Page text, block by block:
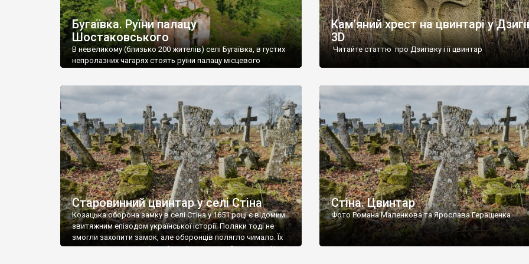
Бугаївка. Руїни палацу
Шостаковського
В невеликому (близько 200 жителів) селі Бугаївка, в густих
непролазних чагарях стоять руїни палацу місцевого
потім клуб, ще пізніше – гуртожиток. У 60-х роках минулого
століття тут розмістили туберкульозну лікарню. Коли із
палацу виїхала лікарня – ми точно не […]
Кам’яний хрест на цвинтарі у
3D
Читайте статтю про Дзигівку і її цвинтар
Старовинний цвинтар у селі Стіна
Козацька оборона замку в селі Стіна у 1651 році є відомим
звитяжним епізодом української історії. Поляки тоді не
змогли захопити замок, але оборонців полягло чимало. Їх
поховали на цвинтарі, який тоді називався Замковим. Нині
Стіна. Цвинтар
Фото Романа Маленкова та Ярослава Геращенка